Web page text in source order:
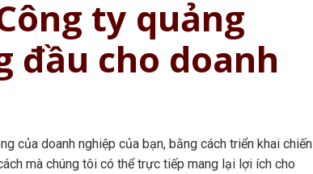
ty quảng
đầu cho doanh
của doanh nghiệp của bạn, bằng cách triển khai chiến
mà chúng tôi có thể trực tiếp mang lại lợi ích cho